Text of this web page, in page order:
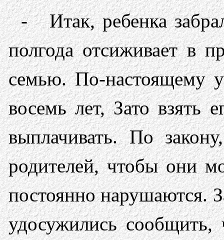
- Итак, ребенка
полгода отсиживает в
семью. По-настоящему
восемь лет, Зато взять
выплачивать. По
родителей, чтобы они
постоянно нарушаются.
удосужились